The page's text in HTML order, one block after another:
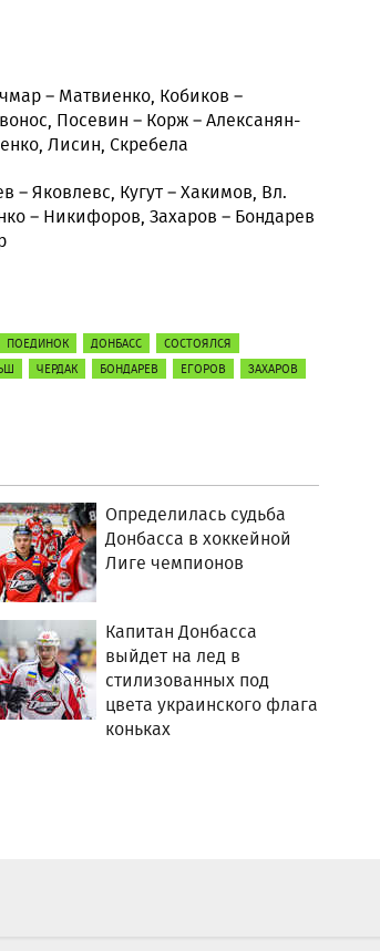
– Матвиенко, Кобиков –
Посевин – Корж – Алексанян-
Лисин, Скребела
– Яковлевс, Кугут – Хакимов, Вл.
– Никифоров, Захаров – Бондарев
ПОЕДИНОК ДОНБАСС
СОСТОЯЛСЯ
ЧЕРДАК БОНДАРЕВ ЕГОРОВ ЗАХАРОВ
Определилась судьба
Донбасса в хоккейной
Лиге чемпионов
Капитан Донбасса
выйдет на лед в
стилизованных под
цвета украинского флага
коньках